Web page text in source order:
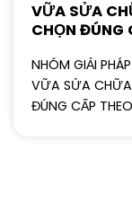
VỮA SỬA
CHỌN ĐÚNG
NHÓM GIẢI
VỮA SỬA
ĐÚNG CẤP